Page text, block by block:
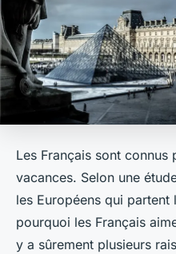
Les Français sont connus
vacances. Selon une
les Européens qui
pourquoi les Français
y a sûrement plusieurs